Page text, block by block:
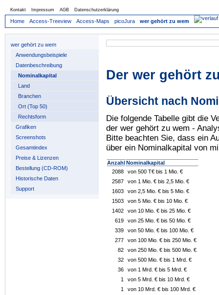
Kontakt Impressum AGB Datenschutzerklärung
Home Access-Treeview Access-Maps picoJura wer gehört zu wem
wer gehört zu wem
Anwendungsbeispiele
Datenbeschreibung
Nominalkapital
Land
Branchen
Ort (Top 50)
Rechtsform
Grafiken
Screenshots
Gesamtindex
Preise & Lizenzen
Bestellung (CD-ROM)
Historische Daten
Support
Der wer gehört
Übersicht nach
Die folgende Tabelle gibt die
der wer gehört zu wem -
Bitte beachten Sie, dass ein
über ein Nominalkapital von
AnzahlNominalkapital
2088
von 500 T€ bis 1 Mio. €
2587
von 1 Mio. € bis 2,5 Mio. €
1603
von 2,5 Mio. € bis 5 Mio. €
1503
von 5 Mio. € bis 10 Mio. €
1402
von 10 Mio. € bis 25 Mio. €
619
von 25 Mio. € bis 50 Mio. €
339
von 50 Mio. € bis 100 Mio. €
277
von 100 Mio. € bis 250 Mio. €
82
von 250 Mio. € bis 500 Mio. €
32
von 500 Mio. € bis 1 Mrd. €
36
von 1 Mrd. € bis 5 Mrd. €
1
von 5 Mrd. € bis 10 Mrd. €
1
von 10 Mrd. € bis 100 Mrd. €